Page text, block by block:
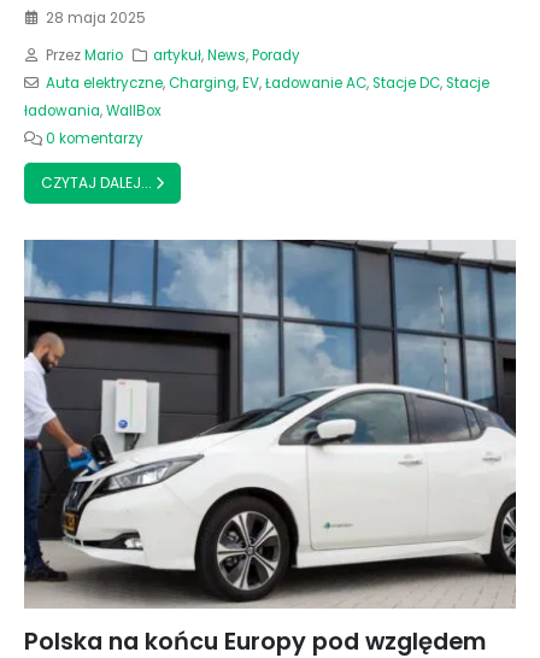
28 maja 2025
PrzezMario artykuł,News,Porady
Auta elektryczne,Charging,EV,Ładowanie AC,Stacje DC,Stacje
ładowania,WallBox
0 komentarzy
CZYTAJ DALEJ...
Polska na końcu Europy pod względem